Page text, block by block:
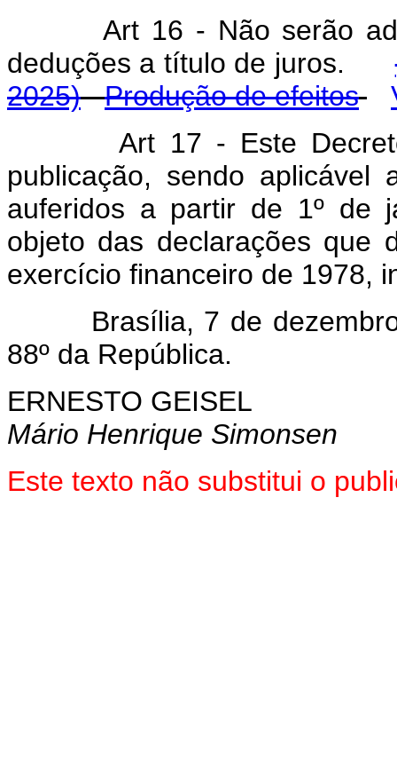
Art 16 - Não serão
deduções a título de juros.
2025)
Produção de efeitos
Art 17 - Este
publicação, sendo aplicável
auferidos a partir de 1º de
objeto das declarações que
exercício financeiro de 1978,
Brasília, 7 de dezembro
88º da República.
ERNESTO GEISEL
Mário Henrique Simonsen
Este texto não substitui o